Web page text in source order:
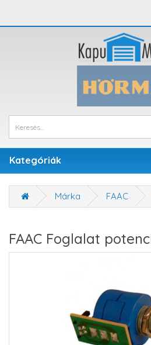
Kategóriák
Márka FAAC
FAAC Foglalat